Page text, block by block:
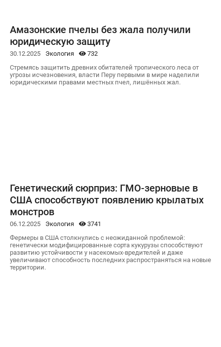
Амазонские пчелы без жала получили
юридическую защиту
30.12.2025 Экология
732
Стремясь защитить древних обитателей тропического леса от
угрозы исчезновения, власти Перу первыми в мире наделили
юридическими правами местных пчел, лишённых жал.
Генетический сюрприз: ГМО-зерновые в
США способствуют появлению крылатых
монстров
06.12.2025 Экология
3741
Фермеры в США столкнулись с неожиданной проблемой:
генетически модифицированные сорта кукурузы способствуют
развитию устойчивости у насекомых-вредителей и даже
увеличивают способность последних распространяться на новые
территории.